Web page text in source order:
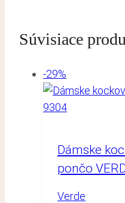
Súvisiace
-29%
Dámske
pončo
Verde